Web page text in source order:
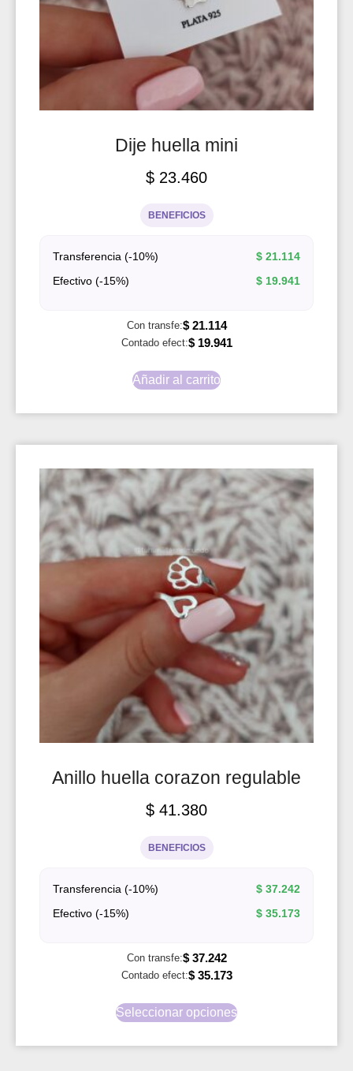
Dije huella mini
$ 23.460
BENEFICIOS
Transferencia (-10%) $ 21.114
Efectivo (-15%)
$ 19.941
Con transfe:$21.114
Contado efect:$19.941
Añadir al carrito
Anillo huella corazon regulable
$ 41.380
BENEFICIOS
Transferencia (-10%) $ 37.242
Efectivo (-15%)
$ 35.173
Con transfe:$37.242
Contado efect:$35.173
Seleccionar opciones